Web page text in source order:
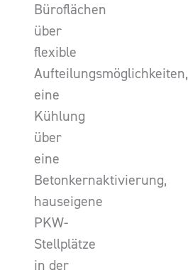
Büroflächen
über
flexible
Aufteilungsmöglichkeiten,
eine
Kühlung
über
eine
Betonkernaktivierung,
hauseigene
PKW-
Stellplätze
in der